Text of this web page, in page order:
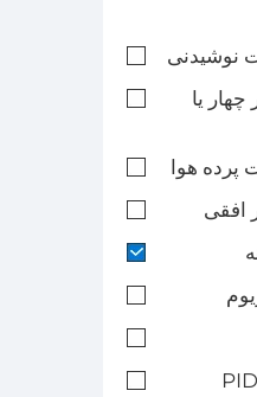
نوشیدنی
یا
پرده هوا
افقی